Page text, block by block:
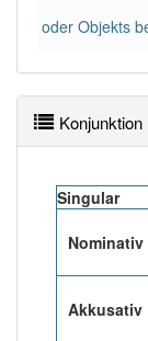
korrekt
oder Objekts
Konjunktion
Singular
Nominativ
Akkusativ